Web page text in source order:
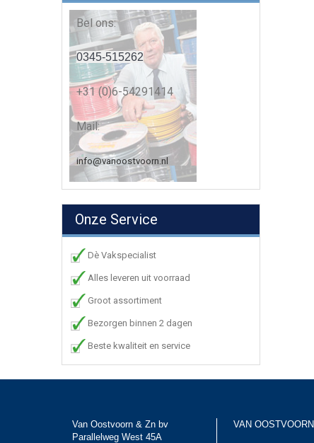
Bel ons:
0345-515262
+31 (0)6-54291414
Mail:
info@vanoostvoorn.nl
Onze Service
Dè Vakspecialist
Alles leveren uit voorraad
Groot assortiment
Bezorgen binnen 2 dagen
Beste kwaliteit en service
Van Oostvoorn & Zn bv
Parallelweg West 45A
VAN OOSTVOORN